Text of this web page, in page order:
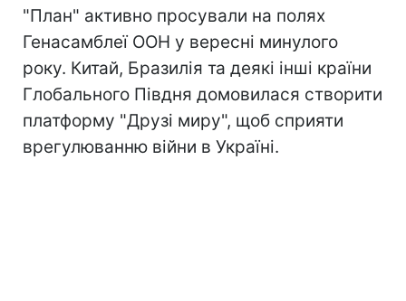
"План" активно просували на полях
Генасамблеї ООН у вересні минулого
року. Китай, Бразилія та деякі інші країни
Глобального Півдня домовилася створити
платформу "Друзі миру", щоб сприяти
врегулюванню війни в Україні.